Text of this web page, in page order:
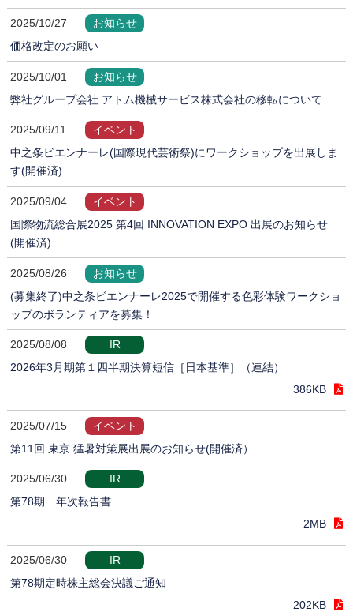
2025/10/27
お知らせ
価格改定のお願い
2025/10/01
お知らせ
弊社グループ会社 アトム機械サービス株式会社の移転について
2025/09/11
イベント
中之条ビエンナーレ(国際現代芸術祭)にワークショップを出展しま
す(開催済)
2025/09/04
イベント
国際物流総合展2025 第4回 INNOVATION EXPO 出展のお知らせ
(開催済)
2025/08/26
お知らせ
(募集終了)中之条ビエンナーレ2025で開催する色彩体験ワークショ
ップのボランティアを募集！
2025/08/08
IR
2026年3月期第１四半期決算短信［日本基準］（連結）
386KB
2025/07/15
イベント
第11回 東京 猛暑対策展出展のお知らせ(開催済）
2025/06/30
IR
第78期 年次報告書
2MB
2025/06/30
IR
第78期定時株主総会決議ご通知
202KB